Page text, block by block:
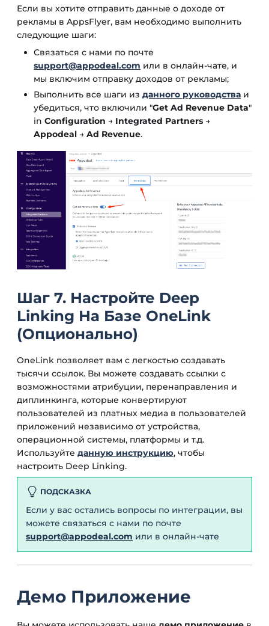
Если вы хотите отправить данные о доходе от
рекламы в AppsFlyer, вам необходимо выполнить
следующие шаги:
Связаться с нами по почте
support@appodeal.com или в онлайн-чате, и
мы включим отправку доходов от рекламы;
Выполнить все шаги из данного руководства и
убедиться, что включили "Get Ad Revenue Data"
in Configuration → Integrated Partners →
Appodeal → Ad Revenue.
Шаг 7. Настройте Deep
Linking На Базе OneLink
(Опционально)
OneLink позволяет вам с легкостью создавать
тысячи ссылок. Вы можете создавать ссылки с
возможностями атрибуции, перенаправления и
диплинкинга, которые конвертируют
пользователей из платных медиа в пользователей
приложений независимо от устройства,
операционной системы, платформы и т.д.
Используйте данную инструкцию, чтобы
настроить Deep Linking.
ПОДСКАЗКА
Если у вас остались вопросы по интеграции, вы
можете связаться с нами по почте
support@appodeal.com или в онлайн-чате
Демо Приложение